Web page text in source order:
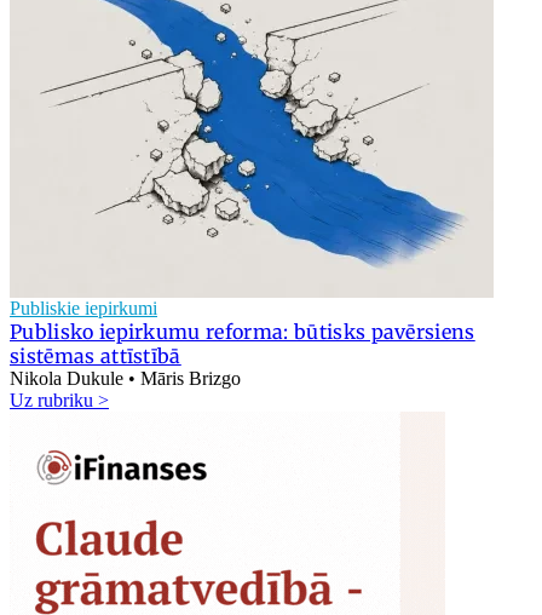
Publiskie iepirkumi
Publisko iepirkumu reforma: būtisks pavērsiens
sistēmas attīstībā
Nikola Dukule • Māris Brizgo
Uz rubriku >